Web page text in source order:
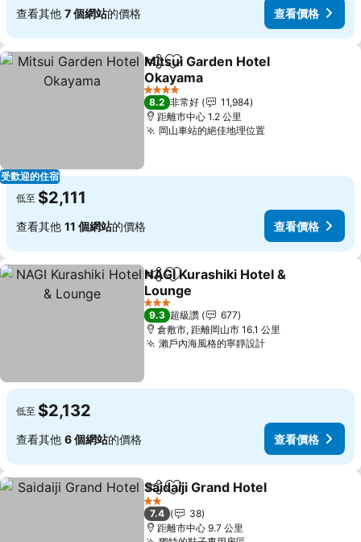
查看其他 7 個網站的價格 查看價格
受歡迎的住宿
分享 加入我的最愛
Mitsui Garden Hotel
Okayama
查看價格
4 星級
8.2 非常好
11,984
距離市中心 1.2 公里
岡山車站的絕佳地理位置查看價格
低至 $2,111
查看其他 11 個網站的價格 查看價格
分享 加入我的最愛
NAGI Kurashiki Hotel &
Lounge
查看價格
3 星級
9.3 超級讚
677
倉敷市, 距離岡山市 16.1 公里
瀨戶內海風格的寧靜設計查看價格
低至 $2,132
查看其他 6 個網站的價格 查看價格
分享 加入我的最愛
Saidaiji Grand Hotel
2 星級
7.4
38
距離市中心 9.7 公里